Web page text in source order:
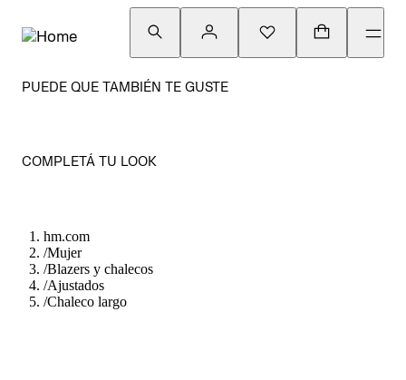
PUEDE QUE TAMBIÉN TE GUSTE
COMPLETÁ TU LOOK
hm.com
/Mujer
/Blazers y chalecos
/Ajustados
/Chaleco largo